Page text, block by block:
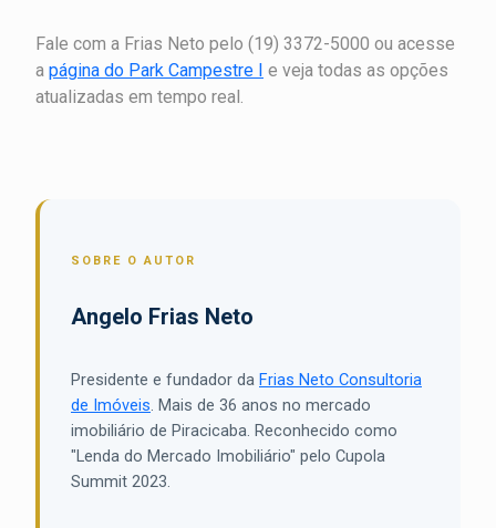
Fale com a Frias Neto pelo (19) 3372-5000 ou acesse
a página do Park Campestre I e veja todas as opções
atualizadas em tempo real.
SOBRE O AUTOR
Angelo Frias Neto
Presidente e fundador da Frias Neto Consultoria
de Imóveis. Mais de 36 anos no mercado
imobiliário de Piracicaba. Reconhecido como
"Lenda do Mercado Imobiliário" pelo Cupola
Summit 2023.